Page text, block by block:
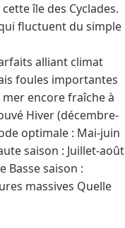
île des Cyclades.
fluctuent du simple
alliant climat
foules importantes
encore fraîche à
Hiver (décembre-
optimale : Mai-juin
saison : Juillet-août
Basse saison :
massives Quelle